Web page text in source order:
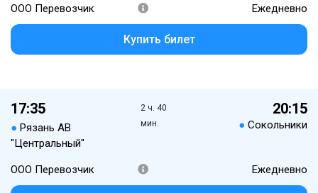
ООО Перевозчик Ежедневно
Купить билет
17:35
● Рязань АВ
"Центральный"
2 ч. 40
мин.
20:15
● Сокольники
ООО Перевозчик Ежедневно